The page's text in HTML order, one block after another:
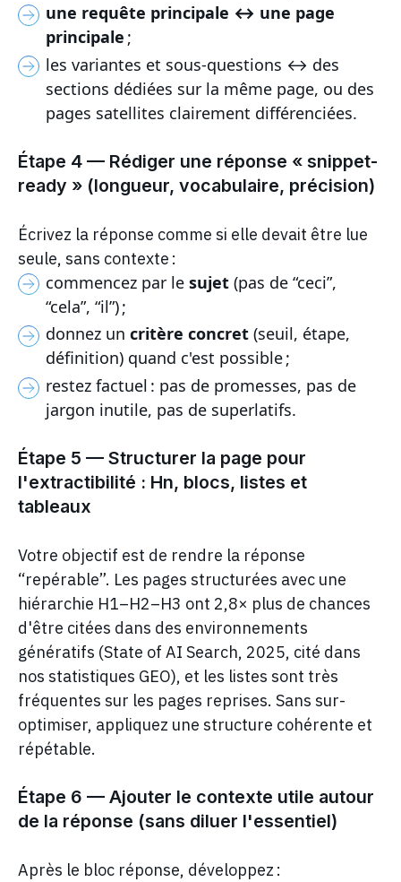
une requête principale ↔ une page
principale ;
les variantes et sous-questions ↔ des
sections dédiées sur la même page, ou des
pages satellites clairement différenciées.
Étape 4 — Rédiger une réponse « snippet-
ready » (longueur, vocabulaire, précision)
Écrivez la réponse comme si elle devait être lue
seule, sans contexte :
commencez par lesujet (pas de “ceci”,
“cela”, “il”) ;
donnez uncritère concret (seuil, étape,
définition) quand c'est possible ;
restez factuel : pas de promesses, pas de
jargon inutile, pas de superlatifs.
Étape 5 — Structurer la page pour
l'extractibilité : Hn, blocs, listes et
tableaux
Votre objectif est de rendre la réponse
“repérable”. Les pages structurées avec une
hiérarchie H1–H2–H3 ont 2,8× plus de chances
d'être citées dans des environnements
génératifs (State of AI Search, 2025, cité dans
nos statistiques GEO), et les listes sont très
fréquentes sur les pages reprises. Sans sur-
optimiser, appliquez une structure cohérente et
répétable.
Étape 6 — Ajouter le contexte utile autour
de la réponse (sans diluer l'essentiel)
Après le bloc réponse, développez :